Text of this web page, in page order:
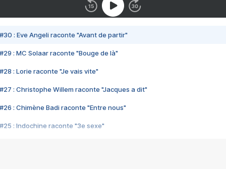
#30 : Eve Angeli raconte "Avant de partir"
#29 : MC Solaar raconte "Bouge de là"
#28 : Lorie raconte "Je vais vite"
#27 : Christophe Willem raconte "Jacques a dit"
#26 : Chimène Badi raconte "Entre nous"
#25 : Indochine raconte "3e sexe"